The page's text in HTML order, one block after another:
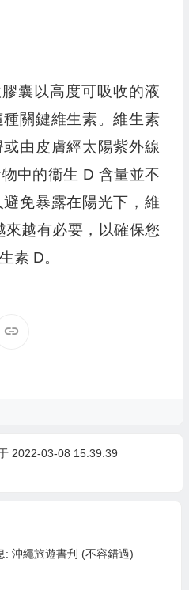
囊以高度可吸收的液
關鍵維生素。維生素
由皮膚經太陽紫外線
中的衞生 D 含量並不
免暴露在陽光下，維
越有必要，以確保您
素 D。
2022-03-08 15:39:39
: 沖繩旅遊書刋 (不容錯過)